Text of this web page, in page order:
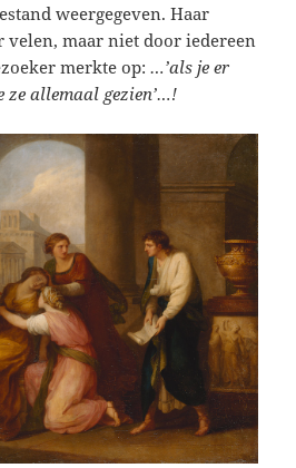
weergegeven. Haar
maar niet door iedereen
merkte op:…’als je er
ze allemaal gezien’…!